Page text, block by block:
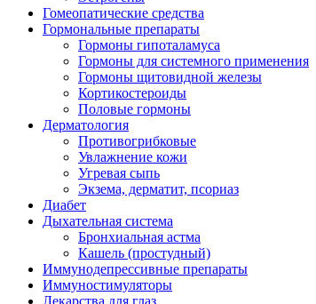
Гомеопатические средства
Гормональные препараты
Гормоны гипоталамуса
Гормоны для системного применения
Гормоны щитовидной железы
Кортикостероиды
Половые гормоны
Дерматология
Противогрибковые
Увлажнение кожи
Угревая сыпь
Экзема, дерматит, псориаз
Диабет
Дыхательная система
Бронхиальная астма
Кашель (простудный)
Иммунодепрессивные препараты
Иммуностимуляторы
Лекарства для глаз